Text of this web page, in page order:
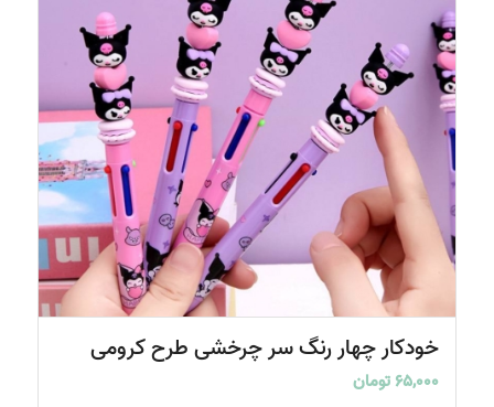
خودکار چهار رنگ سر چرخشی طرح کرومی
۶۵,۰۰۰ تومان